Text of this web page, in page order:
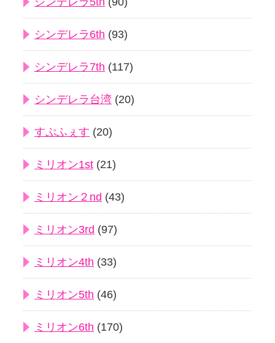
シンデレラ6th (93)
シンデレラ7th (117)
シンデレラ台湾 (20)
すぷふぇす (20)
ミリオン1st (21)
ミリオン２nd (43)
ミリオン3rd (97)
ミリオン4th (33)
ミリオン5th (46)
ミリオン6th (170)